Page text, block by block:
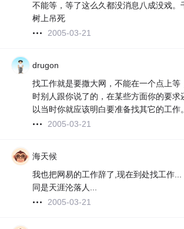
不能等，等了这么久都没消息八成没戏。
树上吊死
2005-03-21
drugon
找工作就是要撒大网，不能在一个点上等
时别人跟你说了的，在某些方面你的要求
以当时你就应该明白要准备找其它的工作。
2005-03-21
海天候
我也把网易的工作辞了,现在到处找工作...
同是天涯沦落人...
2005-03-21